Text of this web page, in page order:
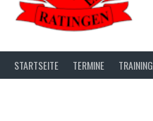
STARTSEITE TERMINE TRAINING